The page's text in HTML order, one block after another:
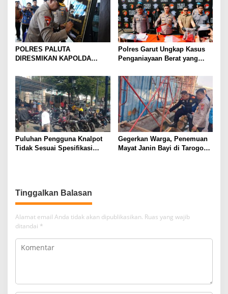
POLRES PALUTA
DIRESMIKAN KAPOLDA
GUNUNGTUA
Polres Garut Ungkap Kasus
Penganiayaan Berat yang
Meninggal Dunia
Puluhan Pengguna Knalpot
Tidak Sesuai Spesifikasi
Gegerkan Warga, Penemuan
Mayat Janin Bayi di Tarogong
Tinggalkan Balasan
Alamat email Anda tidak akan dipublikasikan. Ruas yang wajib
ditandai *